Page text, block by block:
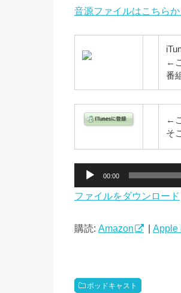
音源ファイルはこちら
←
番
←
そ
プ
ー
00:00
ファイルをダウンロード
購読: Amazon | Apple
ポッドキャスト